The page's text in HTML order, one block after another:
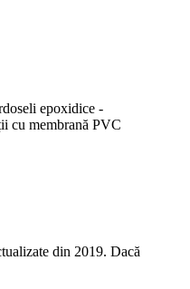
din 2019. Dacă